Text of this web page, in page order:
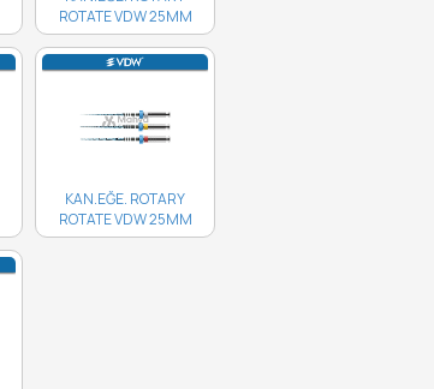
ROTATE VDW 25MM
30/04 4'LÜ..
KAN.EĞE. ROTARY
ROTATE VDW 25MM
20/05 4'LÜ..